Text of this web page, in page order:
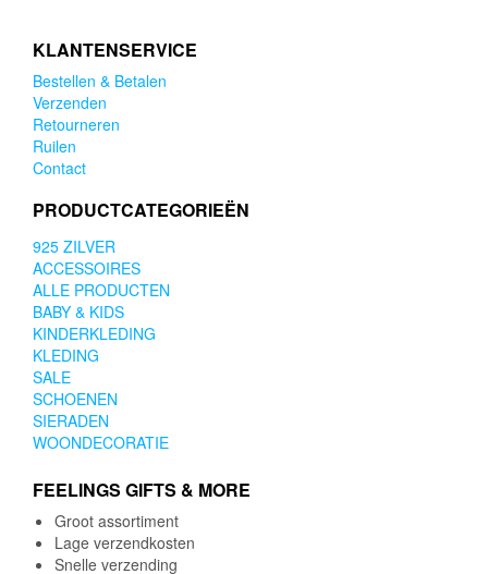
KLANTENSERVICE
Bestellen & Betalen
Verzenden
Retourneren
Ruilen
Contact
PRODUCTCATEGORIEËN
925 ZILVER
ACCESSOIRES
ALLE PRODUCTEN
BABY & KIDS
KINDERKLEDING
KLEDING
SALE
SCHOENEN
SIERADEN
WOONDECORATIE
FEELINGS GIFTS & MORE
Groot assortiment
Lage verzendkosten
Snelle verzending